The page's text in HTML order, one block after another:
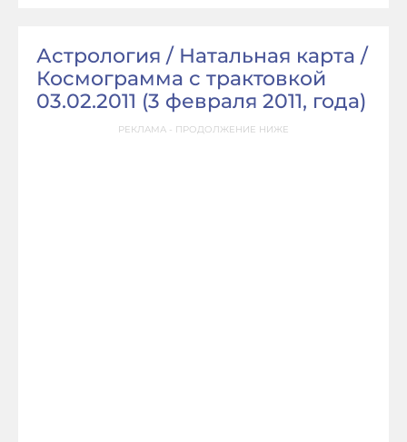
Астрология / Натальная карта /
Космограмма с трактовкой
03.02.2011 (3 февраля 2011, года)
РЕКЛАМА - ПРОДОЛЖЕНИЕ НИЖЕ